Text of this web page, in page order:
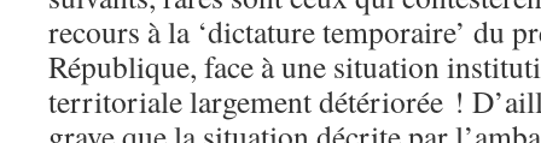
recours à la ‘dictature temporaire’ du
République, face à une situation
territoriale largement détériorée !